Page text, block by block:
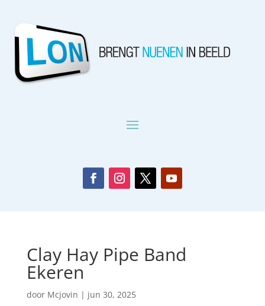
Clay Hay Pipe Band
Ekeren
door Mcjovin | jun 30, 2025